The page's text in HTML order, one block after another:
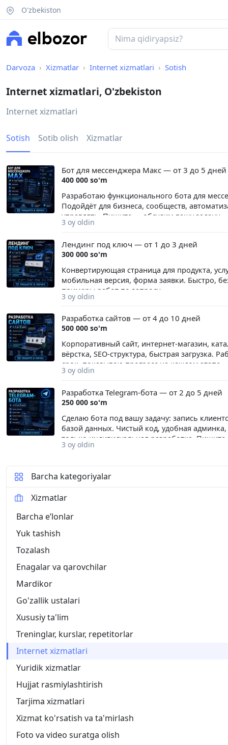
O'zbekiston
Darvoza Xizmatlar Internet xizmatlari Sotish
Internet xizmatlari, O'zbekiston
Internet xizmatlari
Sotish Sotib olish Xizmatlar
Бот для мессенджера Макс — от 3 до 5 дней
400 000 so'm
Разработаю функционального бота для
Подойдёт для бизнеса, сообществ,
управлять. Пишите — обсудим вашу задачу.
3 oy oldin
Лендинг под ключ — от 1 до 3 дней
300 000 so'm
Конвертирующая страница для продукта,
мобильная версия, форма заявки. Быстро,
примеры работ по запросу.
3 oy oldin
Разработка сайтов — от 4 до 10 дней
500 000 so'm
Корпоративный сайт, интернет-магазин,
вёрстка, SEO-структура, быстрая загрузка.
срок, показываю прогресс на каждом этапе.
3 oy oldin
Разработка Telegram-бота — от 2 до 5 дней
250 000 so'm
Сделаю бота под вашу задачу: запись
базой данных. Чистый код, удобная
только индивидуальная разработка. Пишите
3 oy oldin
Barcha kategoriyalar
Xizmatlar
Barcha eʼlonlar
Yuk tashish
Tozalash
Enagalar va qarovchilar
Mardikor
Go'zallik ustalari
Xususiy ta'lim
Treninglar, kurslar, repetitorlar
Internet xizmatlari
Yuridik xizmatlar
Hujjat rasmiylashtirish
Tarjima xizmatlari
Xizmat ko'rsatish va ta'mirlash
Foto va video suratga olish